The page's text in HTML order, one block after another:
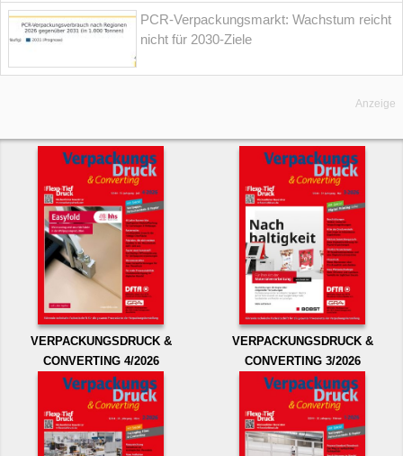
PCR-Verpackungsmarkt: Wachstum reicht
nicht für 2030-Ziele
Anzeige
VERPACKUNGSDRUCK &
CONVERTING 4/2026
VERPACKUNGSDRUCK &
CONVERTING 3/2026